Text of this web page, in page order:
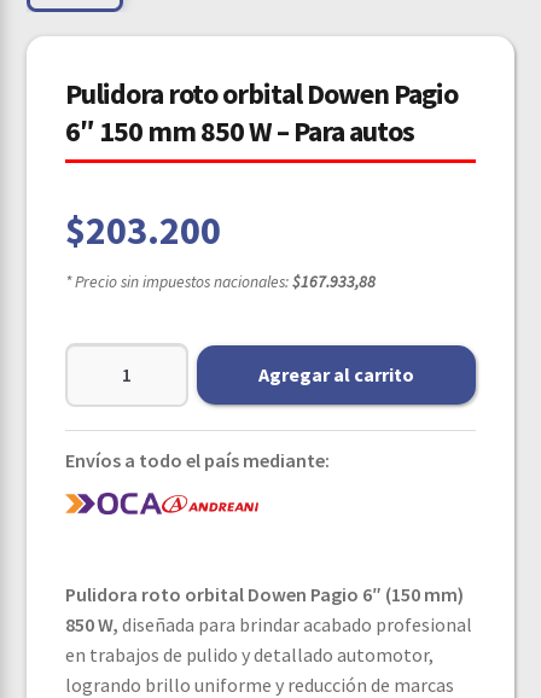
Pulidora roto orbital Dowen Pagio
6″ 150 mm 850 W – Para autos
$203.200
* Precio sin impuestos nacionales:$167.933,88
Agregar al carrito
Envíos a todo el país mediante:
Pulidora roto orbital Dowen Pagio 6″ (150 mm)
850 W, diseñada para brindar acabado profesional
en trabajos de pulido y detallado automotor,
logrando brillo uniforme y reducción de marcas